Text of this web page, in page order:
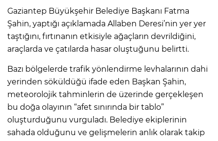
Gaziantep Büyükşehir Belediye Başkanı Fatma
Şahin, yaptığı açıklamada Allaben Deresi’nin yer yer
taştığını, fırtınanın etkisiyle ağaçların devrildiğini,
araçlarda ve çatılarda hasar oluştuğunu belirtti.
Bazı bölgelerde trafik yönlendirme levhalarının dahi
yerinden söküldüğü ifade eden Başkan Şahin,
meteorolojik tahminlerin de üzerinde gerçekleşen
bu doğa olayının “afet sınırında bir tablo”
oluşturduğunu vurguladı. Belediye ekiplerinin
sahada olduğunu ve gelişmelerin anlık olarak takip